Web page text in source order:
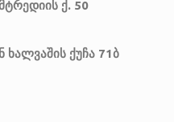
ქ. 50
ქუჩა 71ბ